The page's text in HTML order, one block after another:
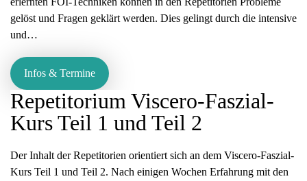
gelöst und Fragen geklärt werden. Dies gelingt durch die intensive
und…
Infos & Termine
Repetitorium Viscero-Faszial-
Kurs Teil 1 und Teil 2
Der Inhalt der Repetitorien orientiert sich an dem Viscero-Faszial-
Kurs Teil 1 und Teil 2. Nach einigen Wochen Erfahrung mit den